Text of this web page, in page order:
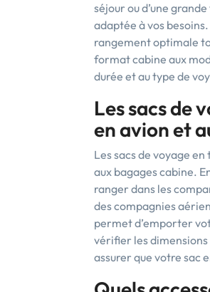
séjour ou d’une
adaptée à vos
rangement optimale
format cabine aux
durée et au type de
Les sacs de
en avion et
Les sacs de voyage
aux bagages cabine.
ranger dans les
des compagnies
permet d’emporter
vérifier les
assurer que votre sac